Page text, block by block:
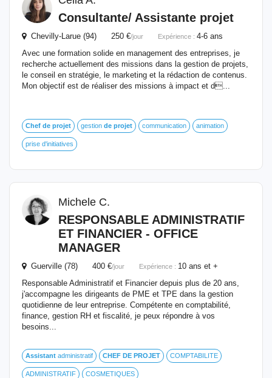
Consultante/ Assistante projet
Chevilly-Larue (94) 250 €/jour Expérience : 4-6 ans
Avec une formation solide en management des entreprises, je
recherche actuellement des missions dans la gestion de projets,
le conseil en stratégie, le marketing et la rédaction de contenus.
Mon objectif est de réaliser des missions à impact et d...
Chef de projet gestion de projet communication animation
prise d'initiatives
Michele C.
RESPONSABLE ADMINISTRATIF
ET FINANCIER - OFFICE
MANAGER
Guerville (78) 400 €/jour Expérience : 10 ans et +
Responsable Administratif et Financier depuis plus de 20 ans,
j'accompagne les dirigeants de PME et TPE dans la gestion
quotidienne de leur entreprise. Compétente en comptabilité,
finance, gestion RH et fiscalité, je peux répondre à vos
besoins...
Assistant administratif CHEF DE PROJET COMPTABILITE
ADMINISTRATIF COSMETIQUES